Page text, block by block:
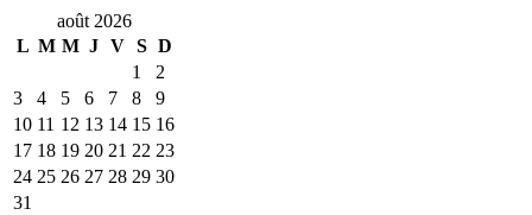
août 2026
L M M J V S D
1
2
3
4 5 6 7 8
9
10 11 12 13 14 15 16
17 18 19 20 21 22 23
24 25 26 27 28 29 30
31